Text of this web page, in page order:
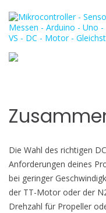
Die Wahl des richtigen
Anforderungen deines
bei geringer
der TT-Motor oder der
Drehzahl für Propeller